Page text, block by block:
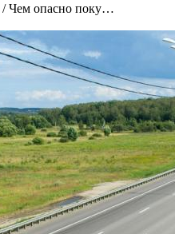
/Чем опасно поку…